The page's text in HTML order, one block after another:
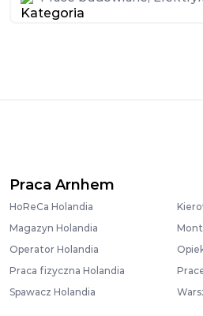
Praca Arnhem
HoReCa Holandia
Magazyn Holandia
Operator Holandia
Praca fizyczna Holandia
Spawacz Holandia